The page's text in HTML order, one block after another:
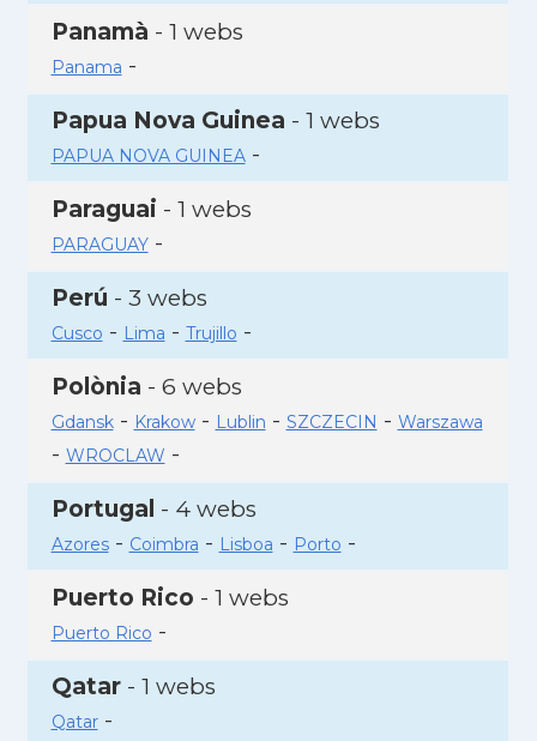
Panamà - 1 webs
Panama -
Papua Nova Guinea - 1 webs
PAPUA NOVA GUINEA-
Paraguai - 1 webs
PARAGUAY-
Perú - 3 webs
Cusco - Lima - Trujillo -
Polònia - 6 webs
Gdansk- Krakow- Lublin - SZCZECIN - Warszawa
- WROCLAW -
Portugal - 4 webs
Azores- Coimbra - Lisboa - Porto -
Puerto Rico - 1 webs
Puerto Rico -
Qatar- 1 webs
Qatar-